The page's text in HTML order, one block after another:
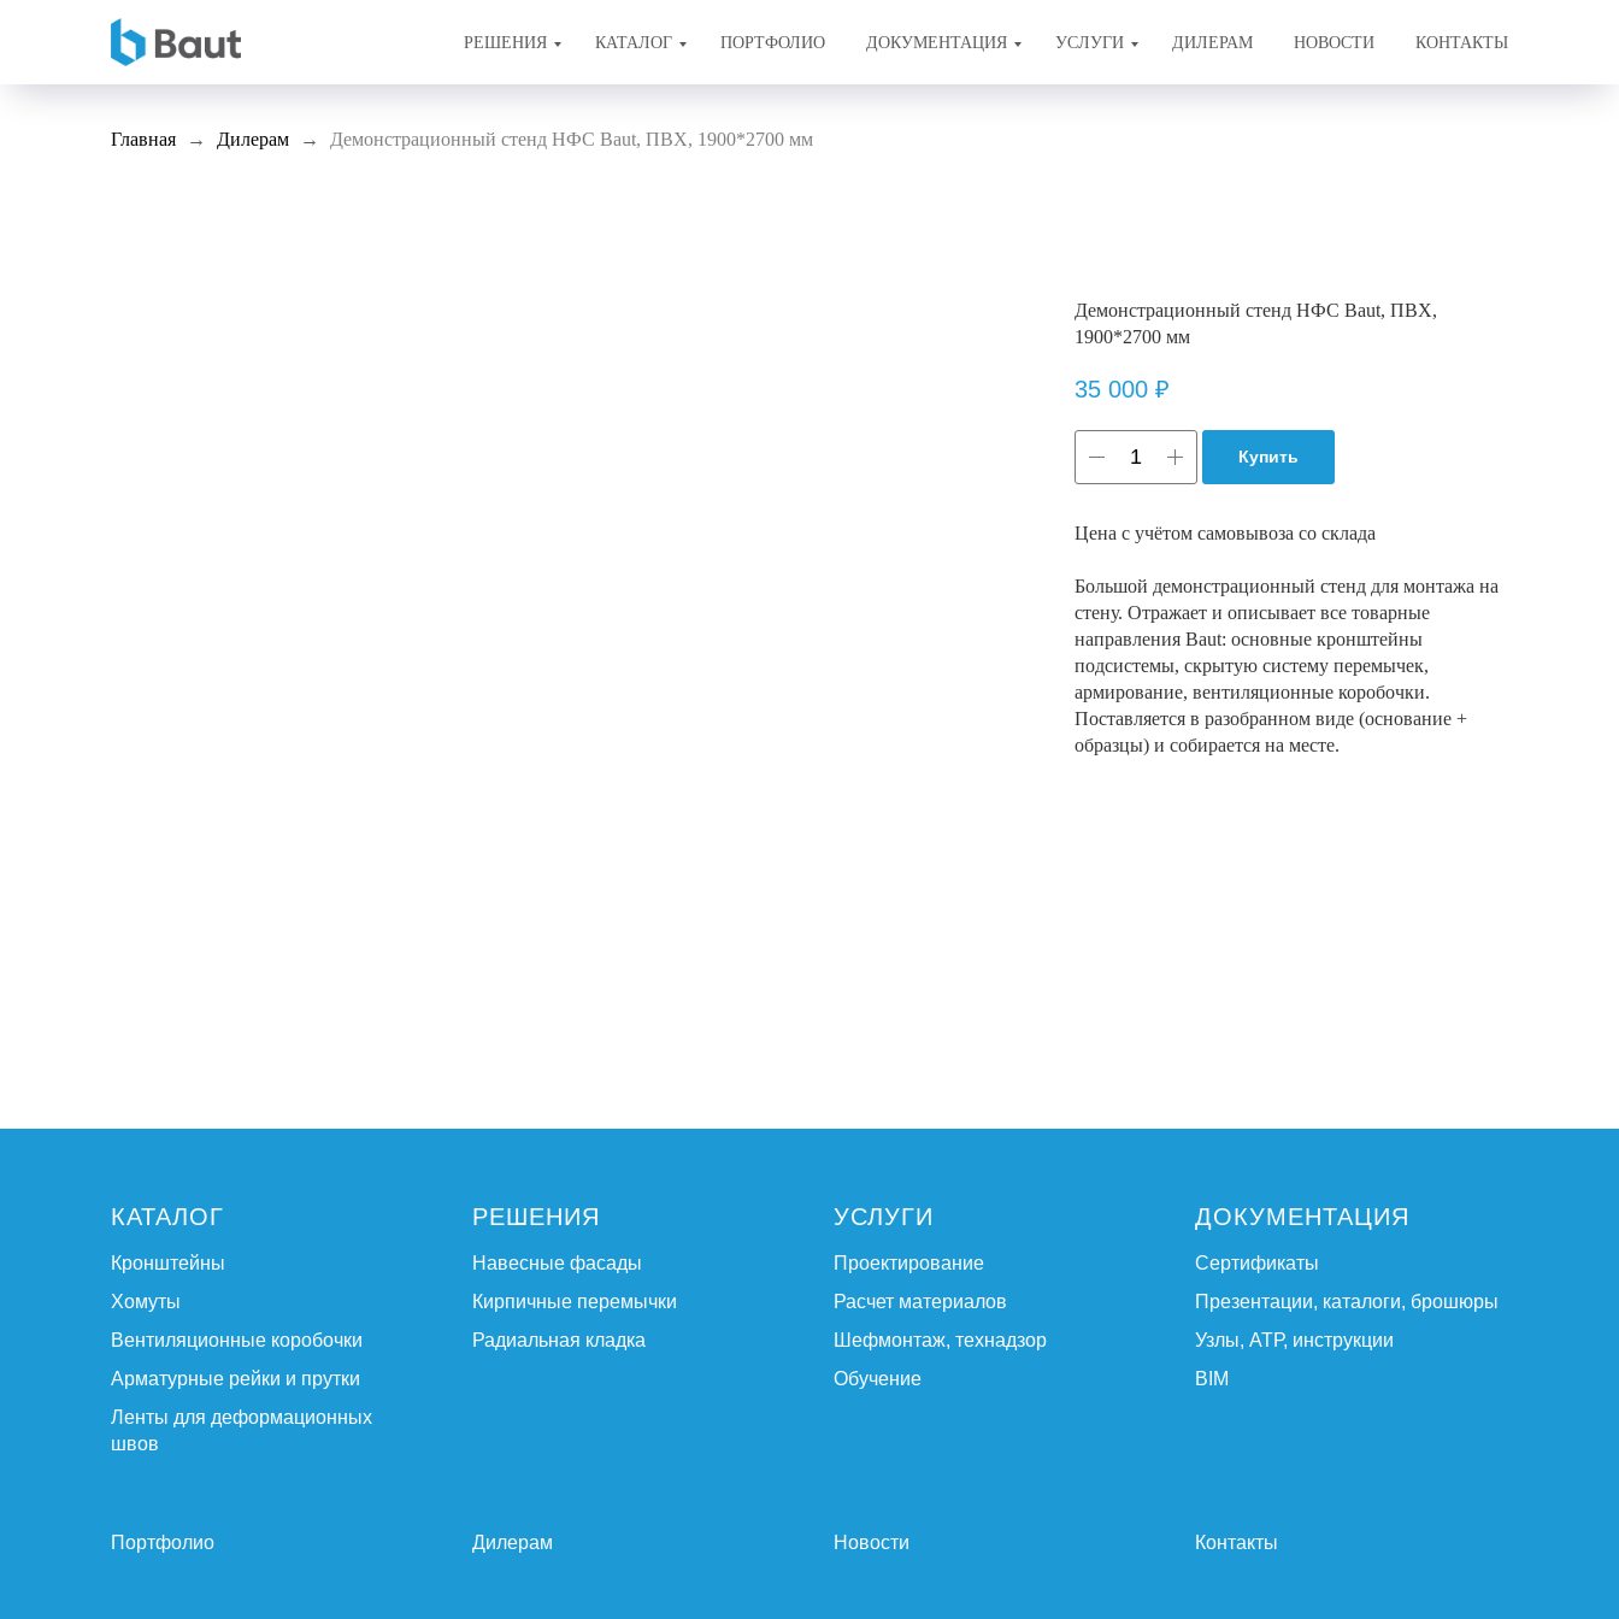
РЕШЕНИЯ КАТАЛОГ ПОРТФОЛИО ДОКУМЕНТАЦИЯ УСЛУГИ ДИЛЕРАМ НОВОСТИ КОНТАКТЫ
Главная Дилерам Демонстрационный стенд НФС Baut, ПВХ, 1900*2700 мм
Демонстрационный стенд НФС Baut, ПВХ,
1900*2700 мм
35 000 ₽
Купить
Цена с учётом самовывоза со склада
Большой демонстрационный стенд для монтажа на
стену. Отражает и описывает все товарные
направления Baut: основные кронштейны
подсистемы, скрытую систему перемычек,
армирование, вентиляционные коробочки.
Поставляется в разобранном виде (основание +
образцы) и собирается на месте.
КАТАЛОГ
Кронштейны
Хомуты
Вентиляционные коробочки
Арматурные рейки и прутки
Ленты для деформационных
швов
РЕШЕНИЯ
Навесные фасады
Кирпичные перемычки
Радиальная кладка
УСЛУГИ
Проектирование
Расчет материалов
Шефмонтаж, технадзор
Обучение
ДОКУМЕНТАЦИЯ
Сертификаты
Презентации, каталоги, брошюры
Узлы, АТР, инструкции
BIM
Портфолио Дилерам Новости Контакты